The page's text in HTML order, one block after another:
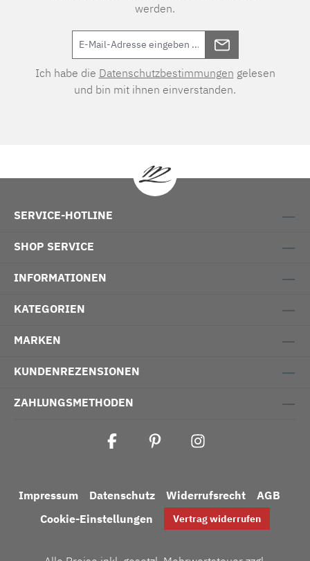
werden.
Ich habe die Datenschutzbestimmungen gelesen
und bin mit ihnen einverstanden.
SERVICE-HOTLINE
SHOP SERVICE
INFORMATIONEN
KATEGORIEN
MARKEN
KUNDENREZENSIONEN
ZAHLUNGSMETHODEN
Impressum Datenschutz Widerrufsrecht
AGB
Cookie-Einstellungen
Vertrag widerrufen